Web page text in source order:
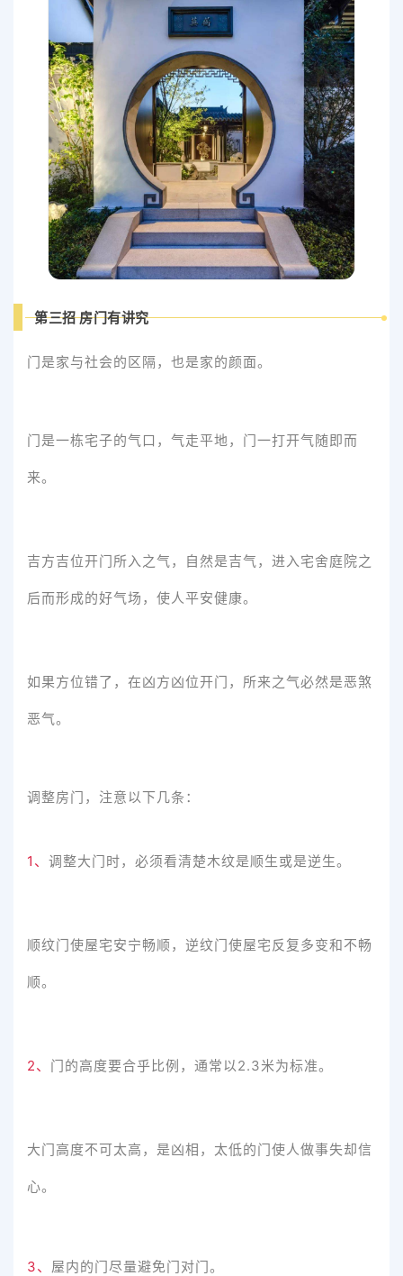
第三招 房门有讲究
门是家与社会的区隔，也是家的颜面。
门是一栋宅子的气口，气走平地，门一打开气随即而
来。
吉方吉位开门所入之气，自然是吉气，进入宅舍庭院之
后而形成的好气场，使人平安健康。
如果方位错了，在凶方凶位开门，所来之气必然是恶煞
恶气。
调整房门，注意以下几条：
1、 调整大门时，必须看清楚木纹是顺生或是逆生。
顺纹门使屋宅安宁畅顺，逆纹门使屋宅反复多变和不畅
顺。
2、 门的高度要合乎比例，通常以2.3米为标准。
大门高度不可太高，是凶相，太低的门使人做事失却信
心。
3、 屋内的门尽量避免门对门。